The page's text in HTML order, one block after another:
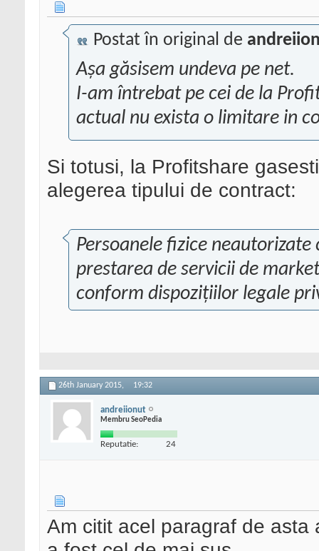
Postat în original de
Așa găsisem undeva pe net.
I-am întrebat pe cei de la
actual nu exista o limitare in
Si totusi, la Profitshare
alegerea tipului de contract:
Persoanele fizice
prestarea de servicii de
conform dispozițiilor legale
26th January 2015, 19:32
andreiionut
Membru SeoPedia
Reputatie: 24
Am citit acel paragraf de